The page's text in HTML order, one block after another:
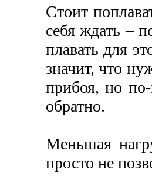
Стоит
себя ждать –
плавать для
значит, что
прибоя, но
обратно.
Меньшая
просто не